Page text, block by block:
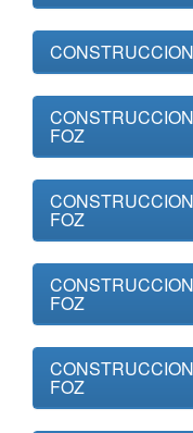
FOZ
FOZ
FOZ
FOZ